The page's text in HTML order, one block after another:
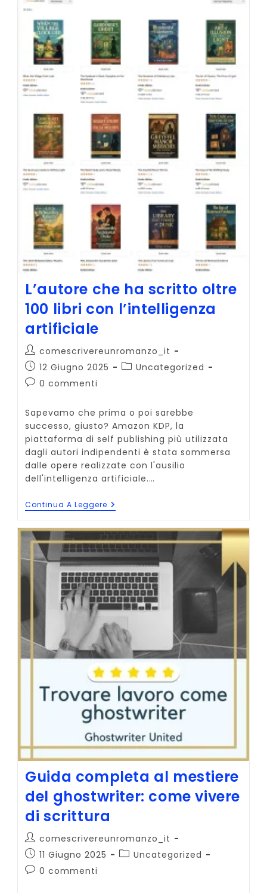
La
Ricerca
Sul
Web?
L’autore che ha scritto oltre
100 libri con l’intelligenza
artificiale
Autore
dell'articolo:
comescrivereunromanzo_it
Articolo
pubblicato:
12 Giugno 2025
Categoria
Uncategorized
Commenti
0 commenti
Sapevamo che prima o poi sarebbe
successo, giusto? Amazon KDP, la
piattaforma di self publishing più utilizzata
dagli autori indipendenti è stata sommersa
dalle opere realizzate con l'ausilio
dell'intelligenza artificiale.…
Continua A Leggere L’autore
Che
Scritto
Oltre
100
Libri
Con
L’intelligenza
Artificiale
Guida completa al mestiere
del ghostwriter: come vivere
di scrittura
Autore
dell'articolo:
comescrivereunromanzo_it
Articolo
pubblicato:
11 Giugno 2025
Categoria
Uncategorized
Commenti
0 commenti